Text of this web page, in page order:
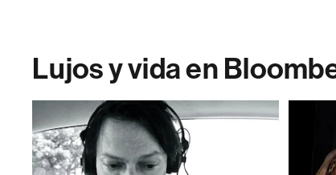
Lujos y vida en